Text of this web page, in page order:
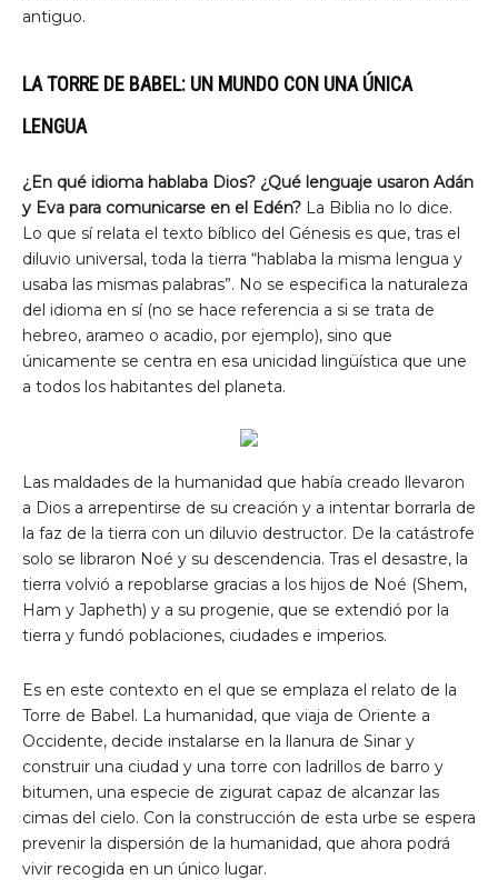
antiguo.
LA TORRE DE BABEL: UN MUNDO CON UNA ÚNICA
LENGUA
¿En qué idioma hablaba Dios? ¿Qué lenguaje usaron Adán
y Eva para comunicarse en el Edén? La Biblia no lo dice.
Lo que sí relata el texto bíblico del Génesis es que, tras el
diluvio universal, toda la tierra “hablaba la misma lengua y
usaba las mismas palabras”. No se especifica la naturaleza
del idioma en sí (no se hace referencia a si se trata de
hebreo, arameo o acadio, por ejemplo), sino que
únicamente se centra en esa unicidad lingüística que une
a todos los habitantes del planeta.
Las maldades de la humanidad que había creado llevaron
a Dios a arrepentirse de su creación y a intentar borrarla de
la faz de la tierra con un diluvio destructor. De la catástrofe
solo se libraron Noé y su descendencia. Tras el desastre, la
tierra volvió a repoblarse gracias a los hijos de Noé (Shem,
Ham y Japheth) y a su progenie, que se extendió por la
tierra y fundó poblaciones, ciudades e imperios.
Es en este contexto en el que se emplaza el relato de la
Torre de Babel. La humanidad, que viaja de Oriente a
Occidente, decide instalarse en la llanura de Sinar y
construir una ciudad y una torre con ladrillos de barro y
bitumen, una especie de zigurat capaz de alcanzar las
cimas del cielo. Con la construcción de esta urbe se espera
prevenir la dispersión de la humanidad, que ahora podrá
vivir recogida en un único lugar.